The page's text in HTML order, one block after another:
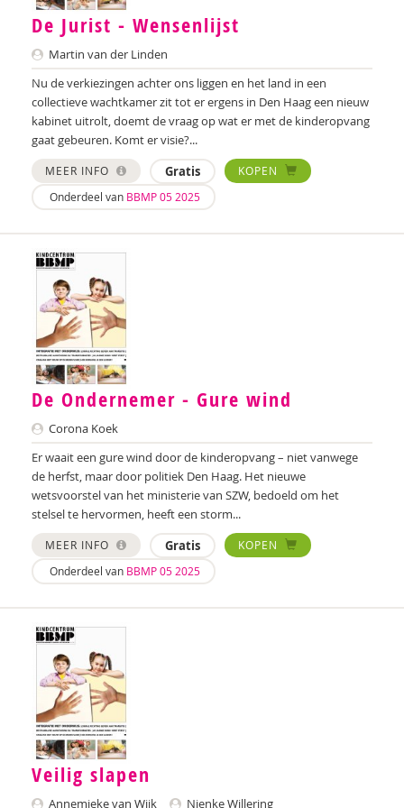
Sharon Gesthuizen
Simon Hay
P. Hebbink
Josette Hoex
Onno Hoorn
Bidan Hu
Yvonne Huisman
Barbara Janssen
IJsbrand Jepma
Maria Jongsma
Monique Kerpen
Corona Koek
Lucy Kok
H. Korpershoek
Verena Kraaij
Martin van der Linden
Marije Magito
Lenneke Moerdijk
Rianne van der Molen
KOOS NIJGH
De Jurist - Wensenlijst
Martin van der Linden
Nu de verkiezingen achter ons liggen en het land in een
collectieve wachtkamer zit tot er ergens in Den Haag een nieuw
kabinet uitrolt, doemt de vraag op wat er met de kinderopvang
gaat gebeuren. Komt er visie?...
MEER INFO Gratis
KOPEN
Onderdeel van BBMP 05 2025
De Ondernemer - Gure wind
Corona Koek
Er waait een gure wind door de kinderopvang – niet vanwege
de herfst, maar door politiek Den Haag. Het nieuwe
wetsvoorstel van het ministerie van SZW, bedoeld om het
stelsel te hervormen, heeft een storm...
MEER INFO Gratis
KOPEN
Onderdeel van BBMP 05 2025
Veilig slapen
Annemieke van Wijk Nienke Willering